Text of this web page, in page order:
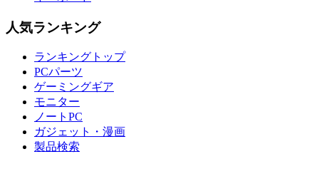
人気ランキング
ランキングトップ
PCパーツ
ゲーミングギア
モニター
ノートPC
ガジェット・漫画
製品検索